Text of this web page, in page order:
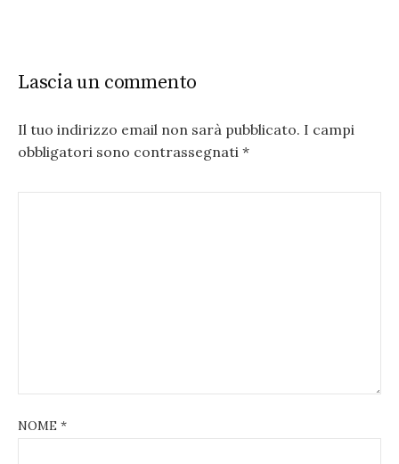
Lascia un commento
Il tuo indirizzo email non sarà pubblicato. I campi
obbligatori sono contrassegnati *
NOME *